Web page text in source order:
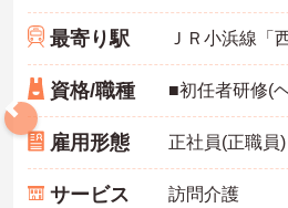
最寄り駅
資格/職種
雇用形態 正社員(正職員)
サービス 訪問介護